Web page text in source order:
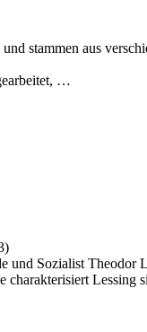
stammen aus
…
Sozialist
charakterisiert